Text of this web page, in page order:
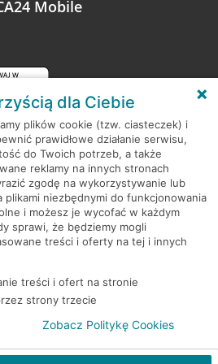
Mobile
S.A. Wszelkie prawa zastrzeżone
dla Ciebie
plików cookie (tzw. ciasteczek) i
prawidłowe działanie serwisu,
do Twoich potrzeb, a także
reklamy na innych stronach
zgodę na wykorzystywanie lub
plikami niezbędnymi do funkcjonowania
i możesz je wycofać w każdym
sprawi, że będziemy mogli
treści i oferty na tej i innych
treści i ofert na stronie
strony trzecie
Zobacz Politykę Cookies